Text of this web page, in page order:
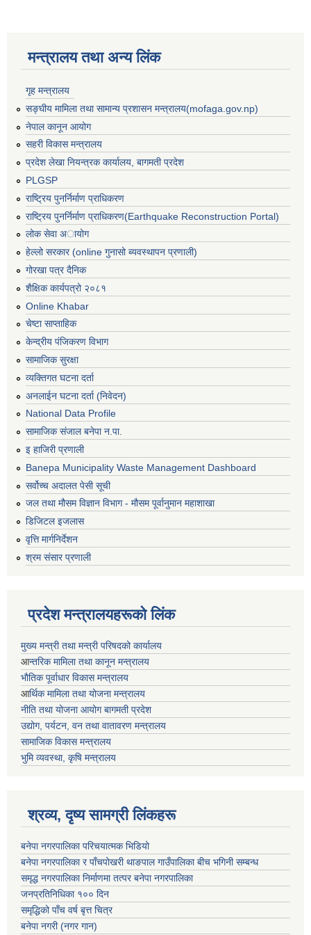
मन्त्रालय तथा अन्य लिंक
गृह मन्त्रालय
सङ्घीय मामिला तथा सामान्य प्रशासन मन्त्रालय(mofaga.gov.np)
नेपाल कानून आयोग
सहरी विकास मन्त्रालय
प्रदेश लेखा नियन्त्रक कार्यालय, बागमती प्रदेश
PLGSP
राष्ट्रिय पुनर्निर्माण प्राधिकरण
राष्ट्रिय पुनर्निर्माण प्राधिकरण(Earthquake Reconstruction Portal)
लोक सेवा अायोग
हेल्लो सरकार (online गुनासो ब्यवस्थापन प्रणाली)
गोरखा पत्र दैनिक
शैक्षिक कार्यपत्रो २०८१
Online Khabar
चेष्टा साप्ताहिक
केन्द्रीय पंजिकरण विभाग
सामाजिक सुरक्षा
व्यक्तिगत घटना दर्ता
अनलाईन घटना दर्ता (निवेदन)
National Data Profile
सामाजिक संजाल बनेपा न.पा.
इ हाजिरी प्रणाली
Banepa Municipality Waste Management Dashboard
सर्वोच्च अदालत पेसी सूची
जल तथा मौसम विज्ञान विभाग - मौसम पूर्वानुमान महाशाखा
डिजिटल इजलास
वृत्ति मार्गनिर्देशन
श्रम संसार प्रणाली
प्रदेश मन्त्रालयहरूको लिंक
मुख्य मन्त्री तथा मन्त्री परिषदको कार्यालय
आन्तरिक मामिला तथा कानून मन्त्रालय
भाैतिक पूर्वाधार विकास मन्त्रालय
आर्थिक मामिला तथा योजना मन्त्रालय
नीति तथा योजना आयोग बागमती प्रदेश
उद्योग, पर्यटन, वन तथा वातावरण मन्त्रालय
सामाजिक विकास मन्त्रालय
भुमि व्यवस्था, कृषि मन्त्रालय
श्रव्य, दृष्य सामग्री लिंकहरू
बनेपा नगरपालिका परिचयात्मक भिडियो
बनेपा नगरपालिका र पाँचपोखरी थाङपाल गाउँपालिका बीच भगिनी सम्बन्ध
समृद्ध नगरपालिका निर्माणमा तत्पर बनेपा नगरपालिका
जनप्रतिनिधिका १०० दिन
समृद्धिको पाँच वर्ष बृत्त चित्र
बनेपा नगरी (नगर गान)